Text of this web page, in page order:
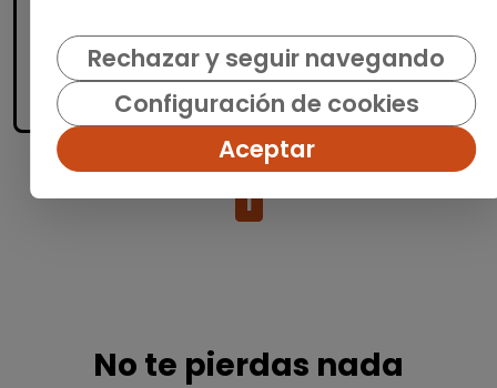
Me interesa
accessibility_newPersonas con discapacidad
1
No te pierdas nada
Rechazar y seguir navegando
Configuración de cookies
Aceptar